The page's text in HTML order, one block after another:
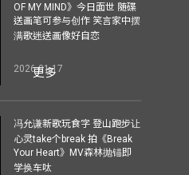
OF MY MIND》今日面世 随碟
送画笔可参与创作 笑言家中摆
满歌迷送画像好自恋
2026-01-17
更多
冯允谦新歌玩食字 登山跑步让
心灵take个break 拍《Break
Your Heart》MV森林抛锚即
学换车呔